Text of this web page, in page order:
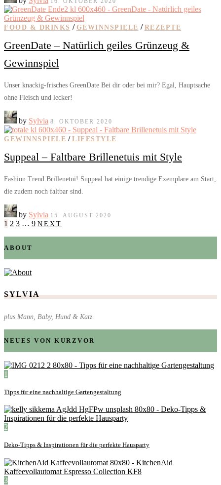
FOOD & DRINKS / GEWINNSPIELE / REZEPTE
GreenDate – Natürlich geiles Grünzeug &
Gewinnspiel
Unser knackig-frisches GreenDate Bei dir oder bei mir? Egal, Hauptsache
ohne Fleisch und lecker!
by Sylvia 8. OKTOBER 2020
GEWINNSPIELE / LIFESTYLE
Suppeal – Faltbare Brillenetuis mit Style
Fashion Trend Brillenetui! Suppeal hat einige trendige Exemplare am Start,
die zudem noch faltbar sind.
by Sylvia 15. AUGUST 2020
1 2 3 … 9 NEXT
ABOUT
SYLVIA
plus Mann, Baby, Hund & Katz
NEUES VON KURZVOR
1
Tipps für eine nachhaltige Gartengestaltung
2
Deko-Tipps & Inspirationen für die perfekte Hausparty
3